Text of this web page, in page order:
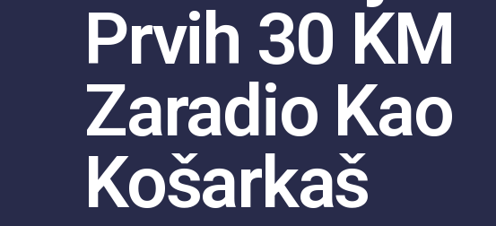
Prvih 30 KM
Zaradio Kao
Košarkaš